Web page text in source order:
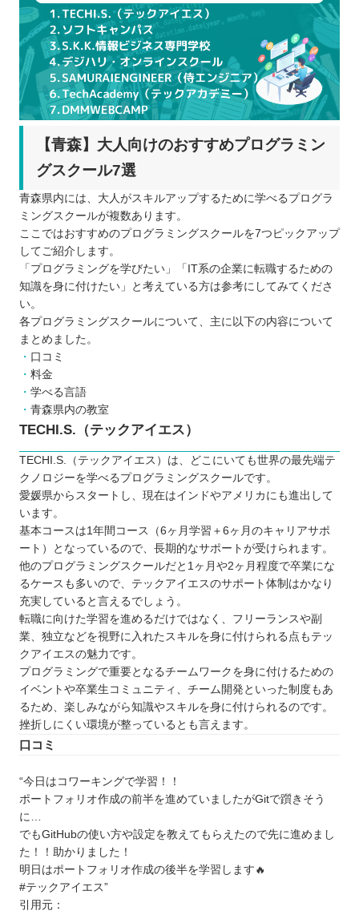
【青森】大人向けのおすすめプログラミン
グスクール7選
青森県内には、大人がスキルアップするために学べるプログラ
ミングスクールが複数あります。
ここではおすすめのプログラミングスクールを7つピックアップ
してご紹介します。
「プログラミングを学びたい」「IT系の企業に転職するための
知識を身に付けたい」と考えている方は参考にしてみてくださ
い。
各プログラミングスクールについて、主に以下の内容について
まとめました。
口コミ
料金
学べる言語
青森県内の教室
TECHI.S.（テックアイエス）
TECHI.S.（テックアイエス）は、どこにいても世界の最先端テ
クノロジーを学べるプログラミングスクールです。
愛媛県からスタートし、現在はインドやアメリカにも進出して
います。
基本コースは1年間コース（6ヶ月学習＋6ヶ月のキャリアサポ
ート）となっているので、長期的なサポートが受けられます。
他のプログラミングスクールだと1ヶ月や2ヶ月程度で卒業にな
るケースも多いので、テックアイエスのサポート体制はかなり
充実していると言えるでしょう。
転職に向けた学習を進めるだけではなく、フリーランスや副
業、独立などを視野に入れたスキルを身に付けられる点もテッ
クアイエスの魅力です。
プログラミングで重要となるチームワークを身に付けるための
イベントや卒業生コミュニティ、チーム開発といった制度もあ
るため、楽しみながら知識やスキルを身に付けられるのです。
挫折しにくい環境が整っているとも言えます。
口コミ
“今日はコワーキングで学習！！
ポートフォリオ作成の前半を進めていましたがGitで躓きそう
に…
でもGitHubの使い方や設定を教えてもらえたので先に進めまし
た！！助かりました！
明日はポートフォリオ作成の後半を学習します🔥
#テックアイエス”
引用元：